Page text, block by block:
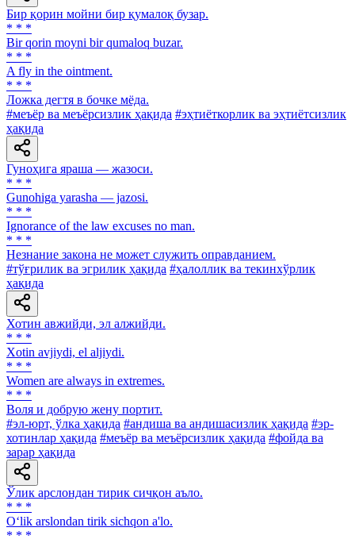
Бир қорин мойни бир қумалоқ бузар.
* * *
Bir qorin moyni bir qumaloq buzar.
* * *
A fly in the ointment.
* * *
Ложка дегтя в бочке мёда.
#меъёр ва меъёрсизлик ҳақида #эҳтиёткорлик ва эҳтиётсизлик
ҳақида
Гуноҳига яраша — жазоси.
* * *
Gunohiga yarasha — jazosi.
* * *
Ignorance of the law excuses no man.
* * *
Незнание закона не может служить оправданием.
#тўғрилик ва эгрилик ҳақида #ҳалоллик ва текинхўрлик
ҳақида
Хотин авжийди, эл алжийди.
* * *
Xotin avjiydi, el aljiydi.
* * *
Women are always in extremes.
* * *
Воля и добрую жену портит.
#эл-юрт, ўлка ҳақида #андиша ва андишасизлик ҳақида #эр-
хотинлар ҳақида #меъёр ва меъёрсизлик ҳақида #фойда ва
зарар ҳақида
Ўлик арслондан тирик сичқон аъло.
* * *
O‘lik arslondan tirik sichqon a'lo.
* * *